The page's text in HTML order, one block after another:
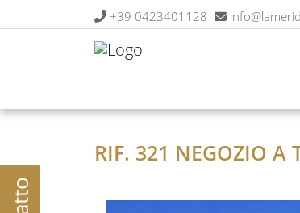
+39 0423401128
RIF. 321 NEGOZIO A